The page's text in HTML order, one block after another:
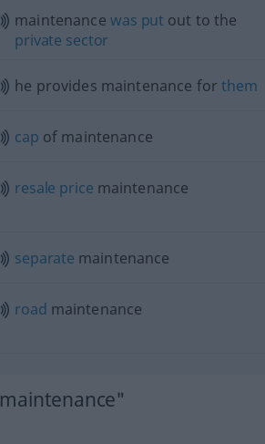
maintenance was put out to the
private sector
he provides maintenance forthem
cap of maintenance
resale price maintenance
separate maintenance
road maintenance